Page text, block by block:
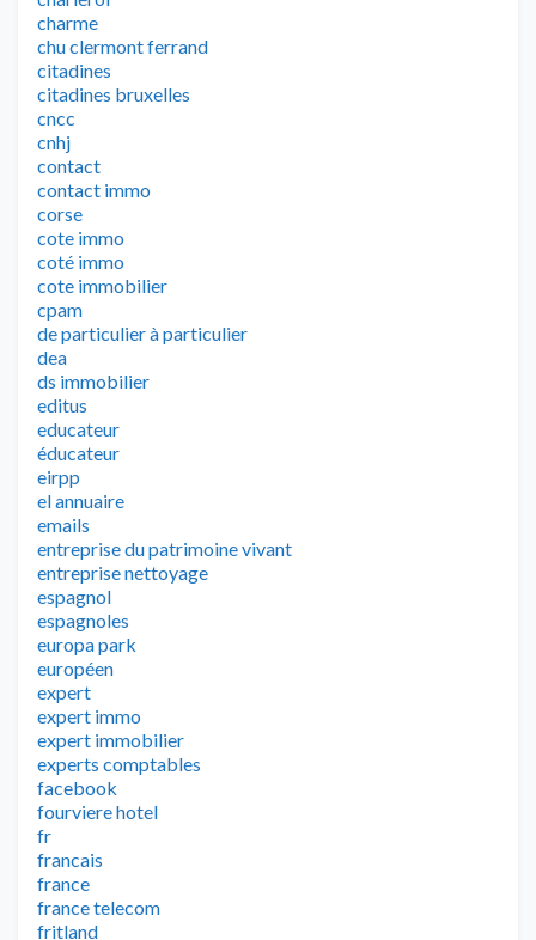
charme
chu clermont ferrand
citadines
citadines bruxelles
cncc
cnhj
contact
contact immo
corse
cote immo
coté immo
cote immobilier
cpam
de particulier à particulier
dea
ds immobilier
editus
educateur
éducateur
eirpp
el annuaire
emails
entreprise du patrimoine vivant
entreprise nettoyage
espagnol
espagnoles
europa park
européen
expert
expert immo
expert immobilier
experts comptables
facebook
fourviere hotel
fr
francais
france
france telecom
fritland